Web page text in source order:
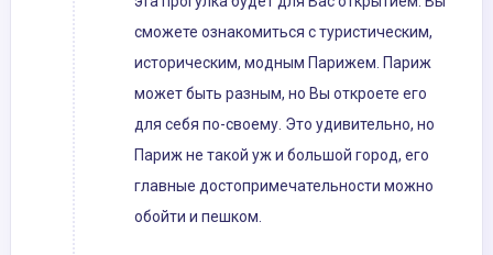
сможете ознакомиться с туристическим,
историческим, модным Парижем. Париж
может быть разным, но Вы откроете его
для себя по-своему. Это удивительно, но
Париж не такой уж и большой город, его
главные достопримечательности можно
обойти и пешком.